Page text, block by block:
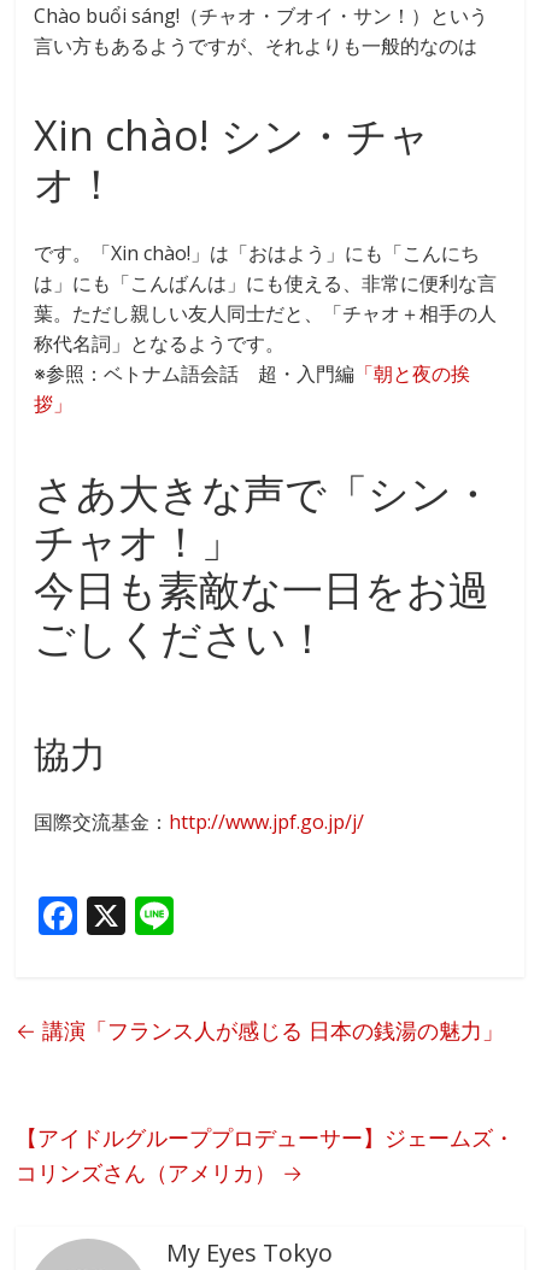
Chào buổi sáng!（チャオ・ブオイ・サン！）という
言い方もあるようですが、それよりも一般的なのは
Xin chào! シン・チャ
オ！
です。「Xin chào!」は「おはよう」にも「こんにち
は」にも「こんばんは」にも使える、非常に便利な言
葉。ただし親しい友人同士だと、「チャオ＋相手の人
称代名詞」となるようです。
※参照：ベトナム語会話 超・入門編 「朝と夜の挨
拶」
さあ大きな声で「シン・
チャオ！」
今日も素敵な一日をお過
ごしください！
協力
国際交流基金： http://www.jpf.go.jp/j/
F
b
k
X
← 講演「フランス人が感じる 日本の銭湯の魅力」
【アイドルグループプロデューサー】ジェームズ・
コリンズさん（アメリカ） →
My Eyes Tokyo